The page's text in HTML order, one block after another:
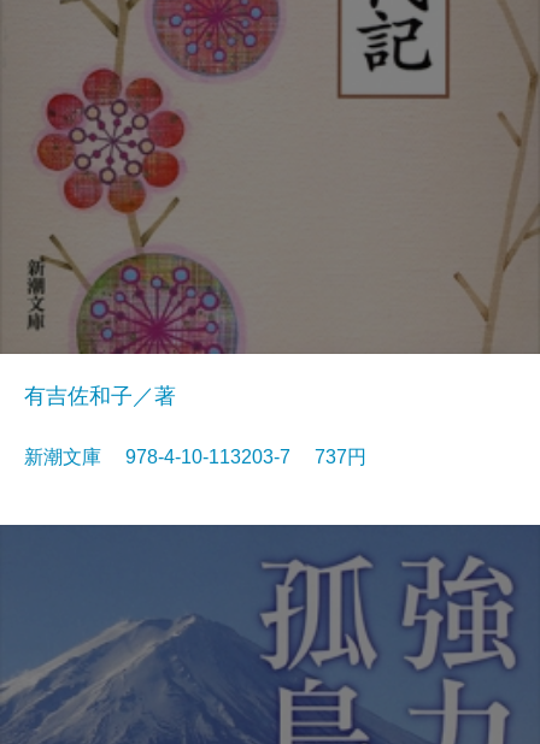
有吉佐和子／著
新潮文庫 978-4-10-113203-7 737円